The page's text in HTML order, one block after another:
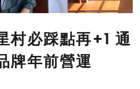
村必踩點再+1 通
牌年前營運